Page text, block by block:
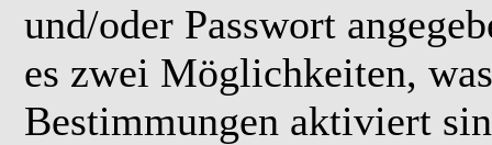
und/oder Passwort
es zwei Möglichkeiten,
Bestimmungen aktiviert